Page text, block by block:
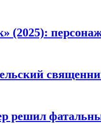
(2025):
решил